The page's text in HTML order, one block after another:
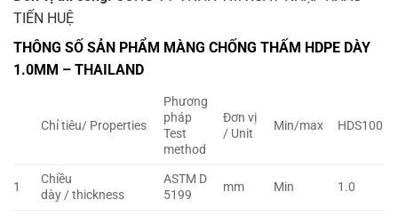
TIẾN HUỆ
THÔNG SỐ SẢN PHẨM MÀNG CHỐNG THẤM HDPE DÀY
1.0MM – THAILAND
Chỉ tiêu/ Properties
Phương
pháp
Test
method
Đơn vị
/ Unit
Min/max HDS100
1
Chiều
dày / thickness
ASTM D
5199
mm Min 1.0